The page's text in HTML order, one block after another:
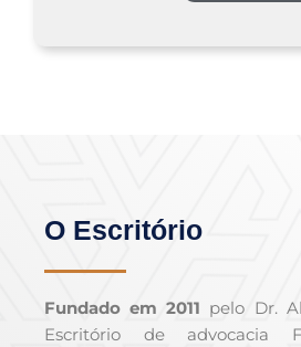
O Escritório
Fundado em 2011 pelo Dr.
Escritório de advocacia